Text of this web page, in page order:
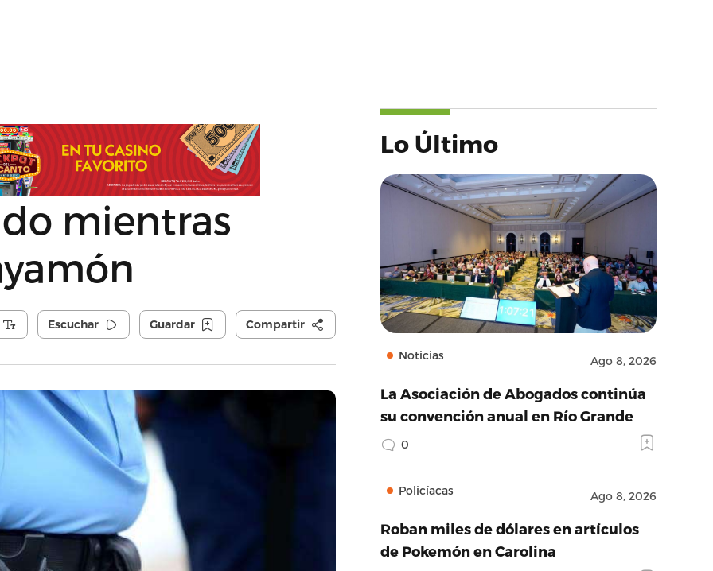
mientras
Escuchar Guardar Compartir
Lo Último
Noticias Ago 8, 2026
La Asociación de Abogados continúa
su convención anual en Río Grande
0
Policíacas Ago 8, 2026
Roban miles de dólares en artículos
de Pokemón en Carolina